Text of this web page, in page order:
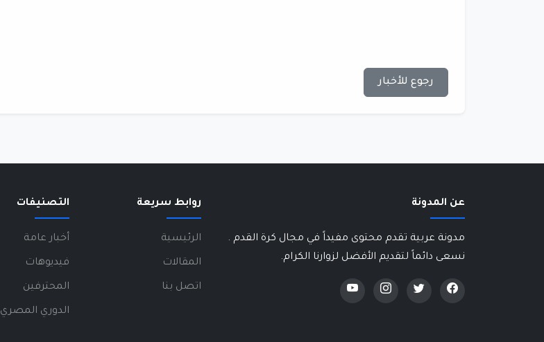
رجوع للأخبار
عن المدونة
مدونة عربية تقدم محتوى مفيداً في مجال كرة القدم .
نسعى دائماً لتقديم الأفضل لزوارنا الكرام.
روابط سريعة
الرئيسية
المقالات
اتصل بنا
التصنيفات
أخبار عامة
فيديوهات
المحترفين
الدوري المصري